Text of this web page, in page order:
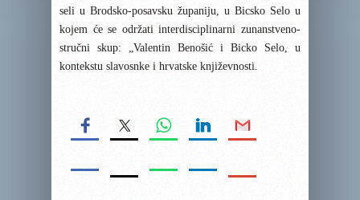
seli u Brodsko-posavsku županiju, u Bicsko Selo u
kojem će se održati interdisciplinarni zunanstveno-
stručni skup: „Valentin Benošić i Bicko Selo, u
kontekstu slavosnke i hrvatske književnosti.